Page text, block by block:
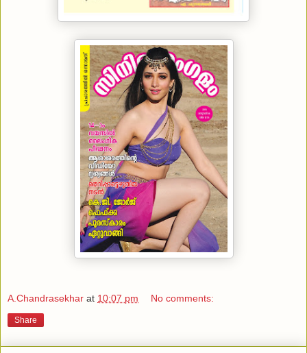
A.Chandrasekhar at 10:07 pm No comments:
Share